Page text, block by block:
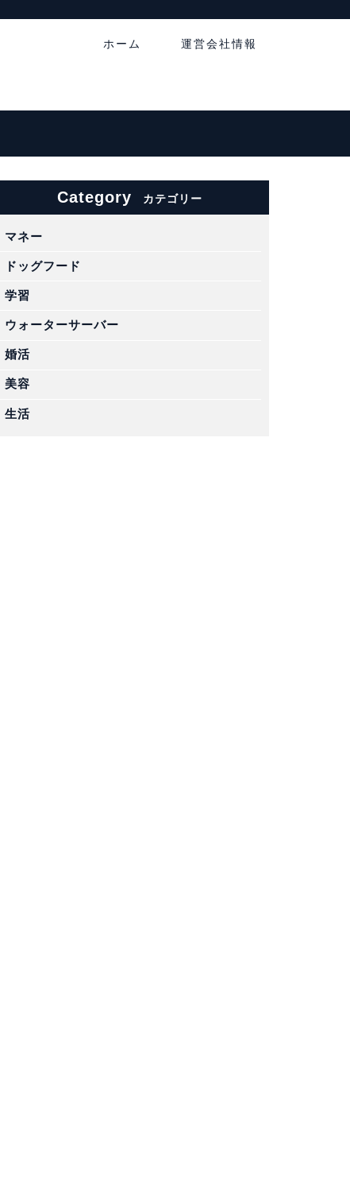
ホーム 運営会社情報
Category カテゴリー
マネー
ドッグフード
学習
ウォーターサーバー
婚活
美容
生活